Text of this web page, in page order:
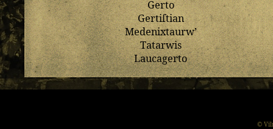
Gerto
Gertiſtian
Medenixtaurw’
Tatarwis
Laucagerto
©